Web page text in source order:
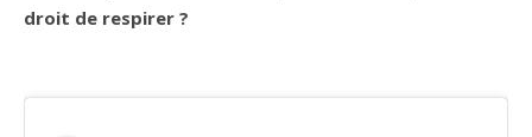
droit de respirer ?